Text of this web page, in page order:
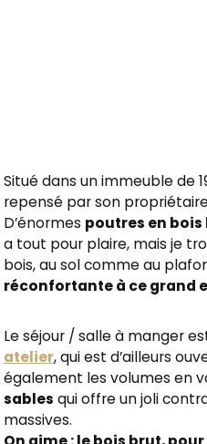
Situé dans un immeuble de
repensé par son
D’énormes poutres en bois
a tout pour plaire, mais je
bois, au sol comme au
réconfortante à ce grand
Le séjour / salle à manger
atelier, qui est d’ailleurs
également les volumes en
sables qui offre un joli
massives.